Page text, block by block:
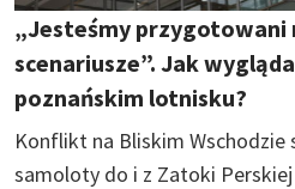
„Jesteśmy przygotowani
scenariusze”. Jak
poznańskim lotnisku?
Konflikt na Bliskim Wschodzie
samoloty do i z Zatoki